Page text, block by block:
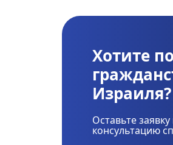
Хотите
Израиля?
Оставьте
консультацию